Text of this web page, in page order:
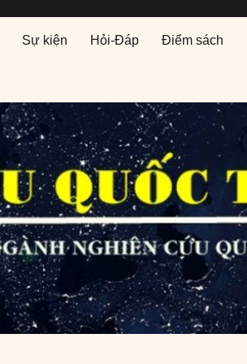
Sự kiện Hỏi-Đáp Điểm sách